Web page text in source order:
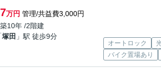
万円 管理/共益費3,000円
10年 /2階建
塚田 」駅 徒歩9分
オートロック
バイク置場あり